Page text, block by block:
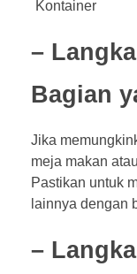
–
Bagian
Jika
meja makan
Pastikan untuk
lainnya dengan
–